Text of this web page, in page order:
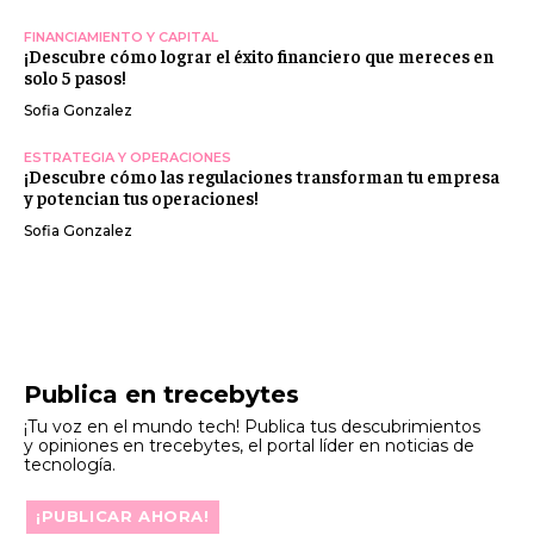
Publica en trecebytes
¡Tu voz en el mundo tech! Publica tus descubrimientos
y opiniones en trecebytes, el portal líder en noticias de
tecnología.
¡PUBLICAR AHORA!
FINANCIAMIENTO Y CAPITAL
¡Descubre cómo lograr el éxito financiero que mereces en
solo 5 pasos!
Sofia Gonzalez
ESTRATEGIA Y OPERACIONES
¡Descubre cómo las regulaciones transforman tu empresa
y potencian tus operaciones!
Sofia Gonzalez